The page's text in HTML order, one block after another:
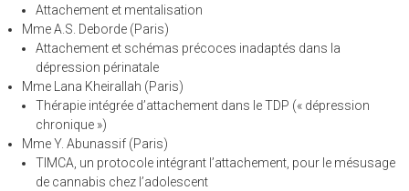
Attachement et mentalisation
Mme A.S. Deborde (Paris)
Attachement et schémas précoces inadaptés dans la
dépression périnatale
Mme Lana Kheirallah (Paris)
Thérapie intégrée d’attachement dans le TDP (« dépression
chronique »)
Mme Y. Abunassif (Paris)
TIMCA, un protocole intégrant l’attachement, pour le mésusage
de cannabis chez l’adolescent